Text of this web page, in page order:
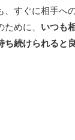
、すぐに相手へ
めに、 いつも
続けられると